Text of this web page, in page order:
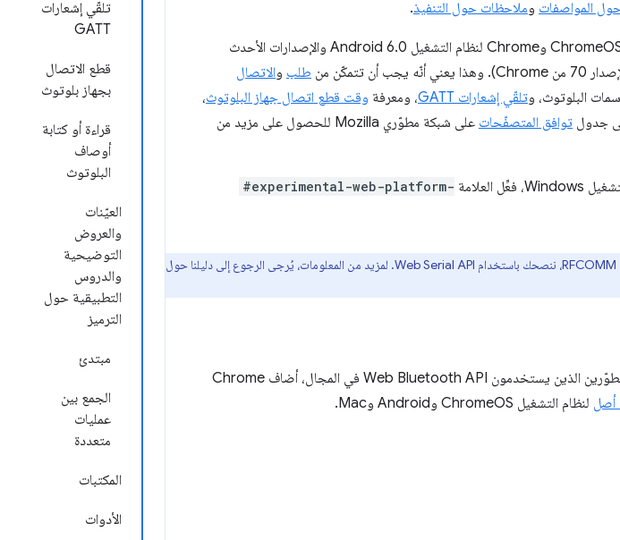
تلقّي إشعارات
GATT
قطع الاتصال
بجهاز بلوتوث
قراءة أو كتابة
أوصاف
البلوتوث
العيّنات
والعروض
التوضيحية
والدروس
التطبيقية حول
الترميز
مبتدئ
الجمع بين
عمليات
متعددة
المكتبات
الأدوات
المواصفات وملاحظات حول التنفيذ.
تتوفّر مجموعة فرعية من Web Bluetooth API في ChromeOS وChrome لنظام التشغيل Android 6.0 والإصدارات الأحدث
طلب والاتصال
سمات البلوتوث، وتلقّي إشعارات GATT ، ومعرفة وقت قطع اتصال جهاز البلوتوث،
جدول توافق المتصفّحات
على شبكة مطوّري Mozilla للحصول على مزيد من
#experimental-web-platform-
بهدف الحصول على أكبر قدر ممكن من الملاحظات من المطوّرين الذين يستخدمون Web Bluetooth API في المجال، أضاف Chrome
أصل لنظام التشغيل ChromeOS وAndroid وMac.